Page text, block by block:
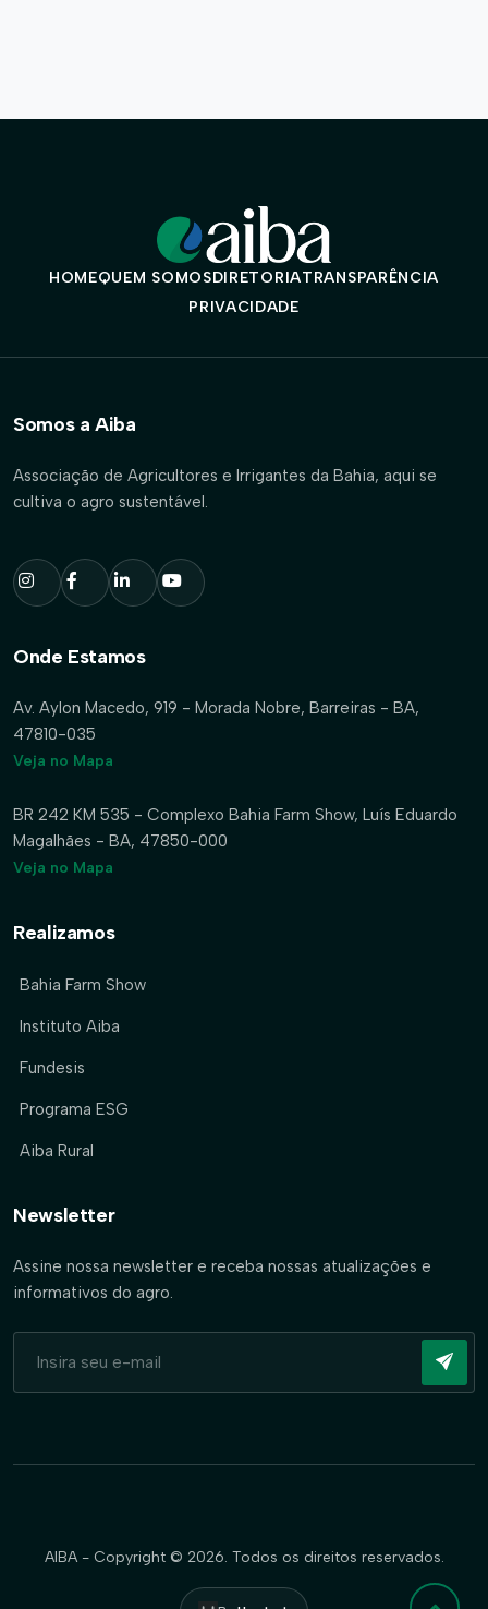
HOMEQUEM SOMOSDIRETORIATRANSPARÊNCIA
PRIVACIDADE
Somos a Aiba
Associação de Agricultores e Irrigantes da Bahia, aqui se
cultiva o agro sustentável.
Onde Estamos
Av. Aylon Macedo, 919 - Morada Nobre, Barreiras - BA,
47810-035
Veja no Mapa
BR 242 KM 535 - Complexo Bahia Farm Show, Luís Eduardo
Magalhães - BA, 47850-000
Veja no Mapa
Realizamos
Bahia Farm Show
Instituto Aiba
Fundesis
Programa ESG
Aiba Rural
Newsletter
Assine nossa newsletter e receba nossas atualizações e
informativos do agro.
AIBA - Copyright © 2026. Todos os direitos reservados.